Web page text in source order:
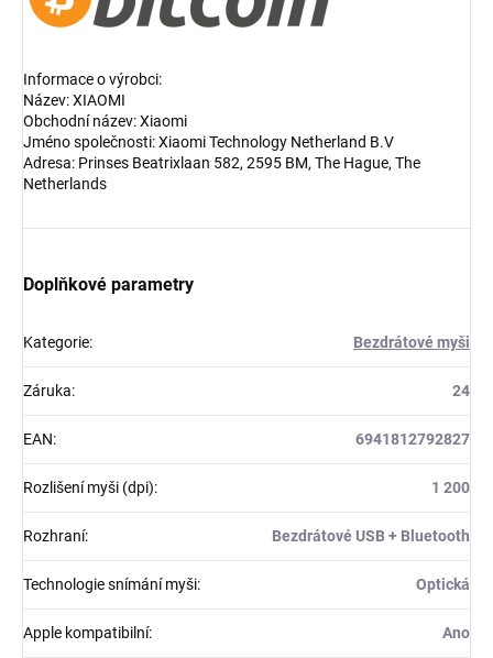
Informace o výrobci:
Název: XIAOMI
Obchodní název: Xiaomi
Jméno společnosti: Xiaomi Technology Netherland B.V
Adresa: Prinses Beatrixlaan 582, 2595 BM, The Hague, The
Netherlands
Doplňkové parametry
Kategorie: Bezdrátové myši
Záruka: 24
EAN: 6941812792827
Rozlišení myši (dpi): 1 200
Rozhraní: Bezdrátové USB + Bluetooth
Technologie snímání myši: Optická
Apple kompatibilní: Ano